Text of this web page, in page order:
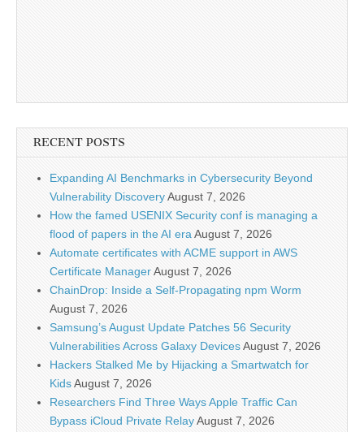
RECENT POSTS
Expanding AI Benchmarks in Cybersecurity Beyond
Vulnerability DiscoveryAugust 7, 2026
How the famed USENIX Security conf is managing a
flood of papers in the AI eraAugust 7, 2026
Automate certificates with ACME support in AWS
Certificate ManagerAugust 7, 2026
ChainDrop: Inside a Self-Propagating npm Worm
August 7, 2026
Samsung’s August Update Patches 56 Security
Vulnerabilities Across Galaxy DevicesAugust 7, 2026
Hackers Stalked Me by Hijacking a Smartwatch for
KidsAugust 7, 2026
Researchers Find Three Ways Apple Traffic Can
Bypass iCloud Private RelayAugust 7, 2026